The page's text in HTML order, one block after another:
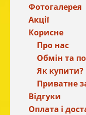
Фотогалерея
Акції
Корисне
Про нас
Обмін та
Як купити?
Приватне
Відгуки
Оплата і